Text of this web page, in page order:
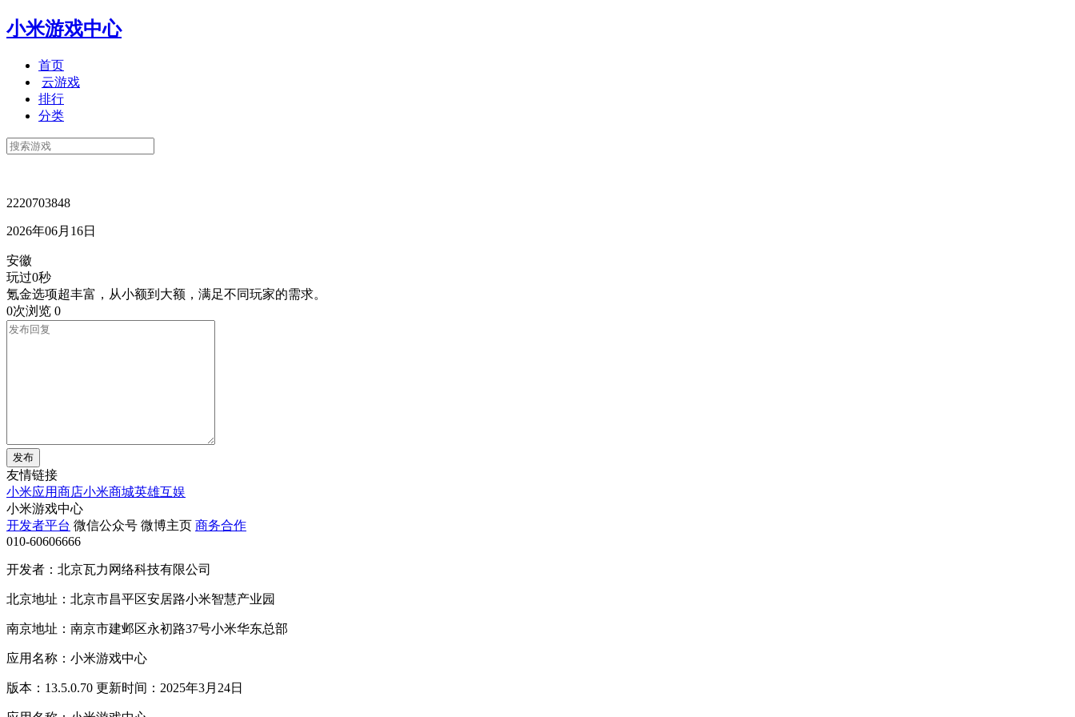
小米游戏中心
首页
云游戏
排行
分类
2220703848
2026年06月16日
安徽
玩过0秒
氪金选项超丰富，从小额到大额，满足不同玩家的需求。
0次浏览 0
发布
友情链接
小米应用商店小米商城英雄互娱
小米游戏中心
开发者平台 微信公众号 微博主页 商务合作
010-60606666
开发者：北京瓦力网络科技有限公司
北京地址：北京市昌平区安居路小米智慧产业园
南京地址：南京市建邺区永初路37号小米华东总部
应用名称：小米游戏中心
版本：13.5.0.70 更新时间：2025年3月24日